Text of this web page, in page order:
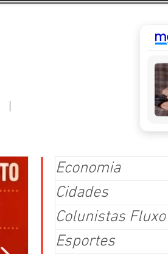
Economia
Cidades
Colunistas Fluxo
Esportes